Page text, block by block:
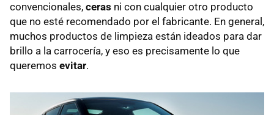
convencionales, ceras ni con cualquier otro producto
que no esté recomendado por el fabricante. En general,
muchos productos de limpieza están ideados para dar
brillo a la carrocería, y eso es precisamente lo que
queremos evitar.